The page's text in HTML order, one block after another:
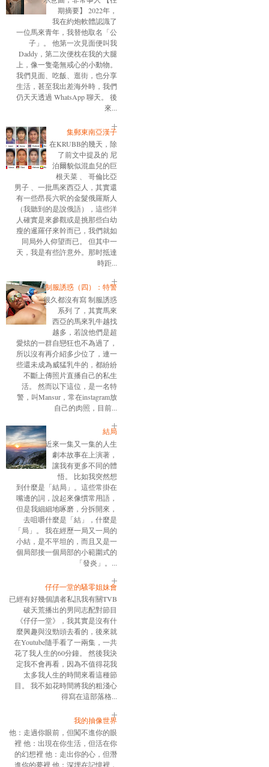
期摘要】 2022年，
我在約炮軟體認識了
一位馬來青年，我替他取名「公
子」。 他第一次見面便叫我
Daddy，第二次便枕在我的大腿
上，像一隻毫無戒心的小動物。
我們見面、吃飯、逛街，也分享
生活，甚至我出差海外時，我們
仍天天透過 WhatsApp 聊天。 後
來...
集郵東南亞漢子
在KRUBB的幾天，除
了前文中提及的 尼
泊爾貌似混血兒的巨
根天菜 、 哥倫比亞
男子 、一批馬來西亞人，其實還
有一些昂長六呎的金髮俄羅斯人
（我聽到的是說俄語），這些洋
人確實是來參觀或是挑那些白幼
瘦的暹羅仔來幹而已，我們就如
同局外人仰望而已。 但其中一
天，我是有些許意外。那时抵達
時距...
制服誘惑（四）：特警
很久都沒有寫 制服誘惑
系列 了，其實馬來
西亞的馬來乳牛越找
越多，若說他們是超
愛炫的一群自戀狂也不為過了，
所以沒有再介紹多少位了，連一
些還未成為威猛乳牛的，都紛紛
不斷上傳照片直播自己的私生
活。 然而以下這位，是一名特
警，叫Mansur，常在instagram放
自己的肉照，目前...
結局
近來一集又一集的人生
劇本故事在上演著，
讓我有更多不同的體
悟。 比如我突然想
到什麼是「結局」。這些常掛在
嘴邊的詞，說起來像慣常用語，
但是我細細地啄磨，分拆開來，
去咀嚼什麼是「結」，什麼是
「局」。 我在經歷一局又一局的
小結，是不平坦的，而且又是一
個局部接一個局部的小範圍式的
「發炎」。...
仔仔一堂的騷零姐妹會
已經有好幾個讀者私訊我有關TVB
破天荒播出的男同志配對節目
《仔仔一堂》，我其實是沒有什
麼興趣與沒勁頭去看的，後來就
在Youtube隨手看了一兩集，一共
花了我人生的60分鐘。 然後我決
定我不會再看，因為不值得花我
太多我人生的時間來看這種節
目。 我不如花時間將我的粗淺心
得寫在這部落格...
我的抽像世界
他：走過你眼前，但闖不進你的眼
裡 他：出現在你生活，但活在你
的幻想裡 他：走出你的心，但潛
進你的夢裡 他：深埋在記憶裡，